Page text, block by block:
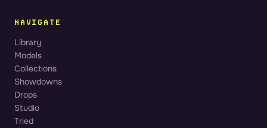
NAVIGATE
Library
Models
Collections
Showdowns
Drops
Studio
Tried